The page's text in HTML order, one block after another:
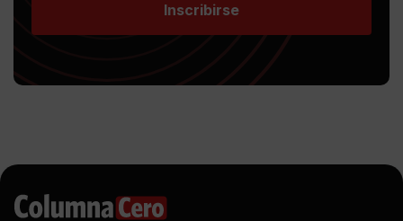
Inscribirse